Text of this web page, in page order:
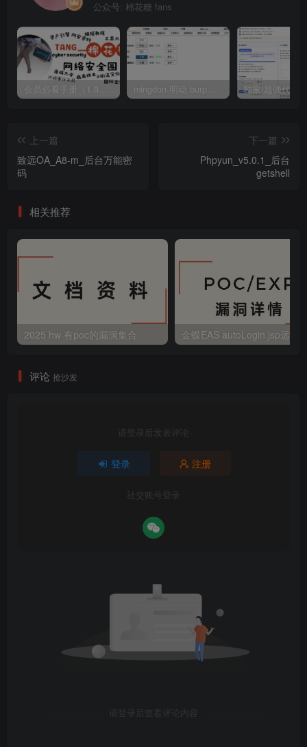
公众号: 棉花糖 fans
会员必看手册（1.9.0版本 26.4.5更新） mingdon 明动 burp插件0.2.6版本 本地时间校验去除版
上一篇
致远OA_A8-m_后台万能密
码
下一篇
Phpyun_v5.0.1_后台
getshell
相关推荐
2025 hw 有poc的漏洞集合
评论 抢沙发
请登录后发表评论
登录 注册
社交账号登录
请登录后查看评论内容